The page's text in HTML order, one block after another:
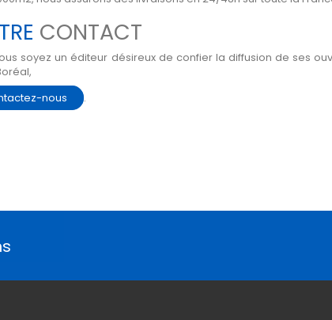
CONTACT
soyez un éditeur désireux de confier la diffusion de ses
nous
.